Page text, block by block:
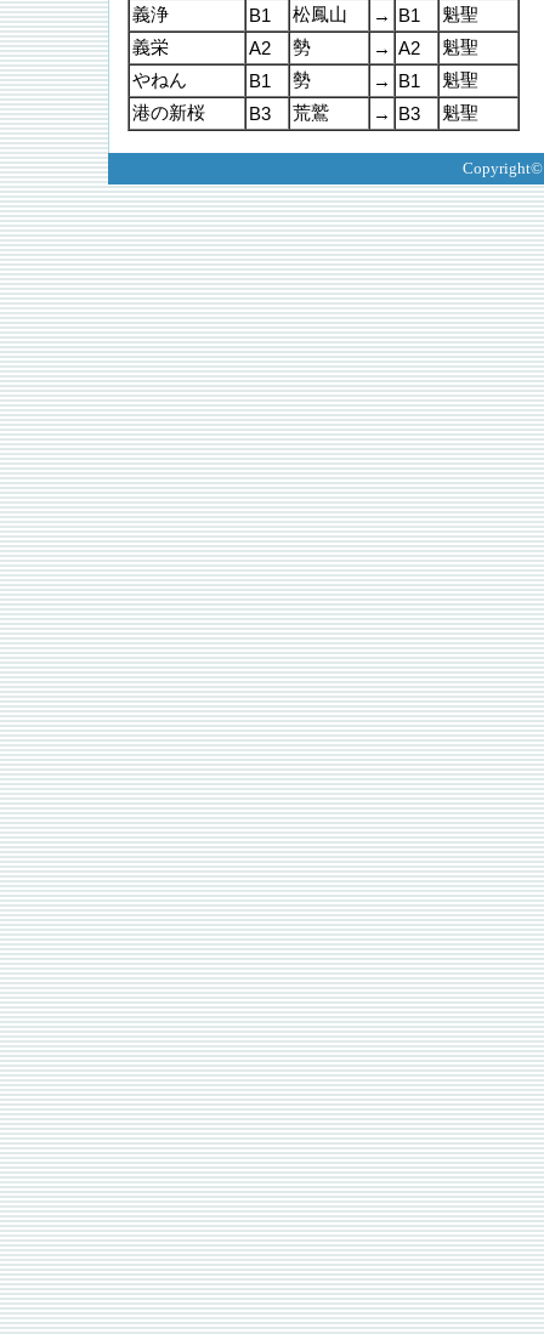
義浄
B1 松鳳山 → B1
魁聖
義栄
A2 勢 → A2
魁聖
やねん
B1 勢 → B1
魁聖
港の新桜
B3 荒鷲 → B3 魁聖